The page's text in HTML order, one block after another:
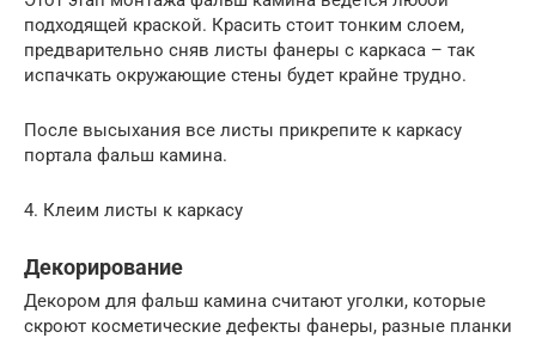
подходящей краской. Красить стоит тонким слоем,
предварительно сняв листы фанеры с каркаса – так
испачкать окружающие стены будет крайне трудно.
После высыхания все листы прикрепите к каркасу
портала фальш камина.
4. Клеим листы к каркасу
Декорирование
Декором для фальш камина считают уголки, которые
скроют косметические дефекты фанеры, разные планки